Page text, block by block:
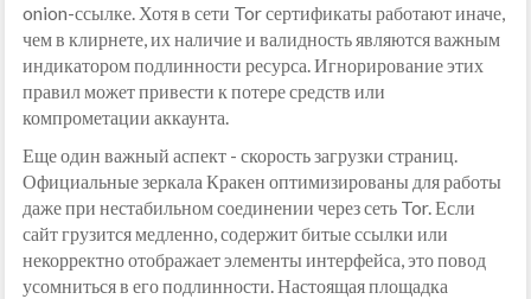
onion-ссылке. Хотя в сети Tor сертификаты работают иначе,
чем в клирнете, их наличие и валидность являются важным
индикатором подлинности ресурса. Игнорирование этих
правил может привести к потере средств или
компрометации аккаунта.
Еще один важный аспект - скорость загрузки страниц.
Официальные зеркала Кракен оптимизированы для работы
даже при нестабильном соединении через сеть Tor. Если
сайт грузится медленно, содержит битые ссылки или
некорректно отображает элементы интерфейса, это повод
усомниться в его подлинности. Настоящая площадка